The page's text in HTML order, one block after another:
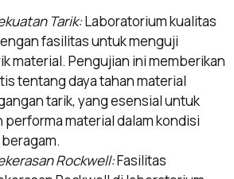
Tarik:Laboratorium kualitas
fasilitas untuk menguji
material. Pengujian ini memberikan
tentang daya tahan material
tarik, yang esensial untuk
performa material dalam kondisi
Rockwell:Fasilitas